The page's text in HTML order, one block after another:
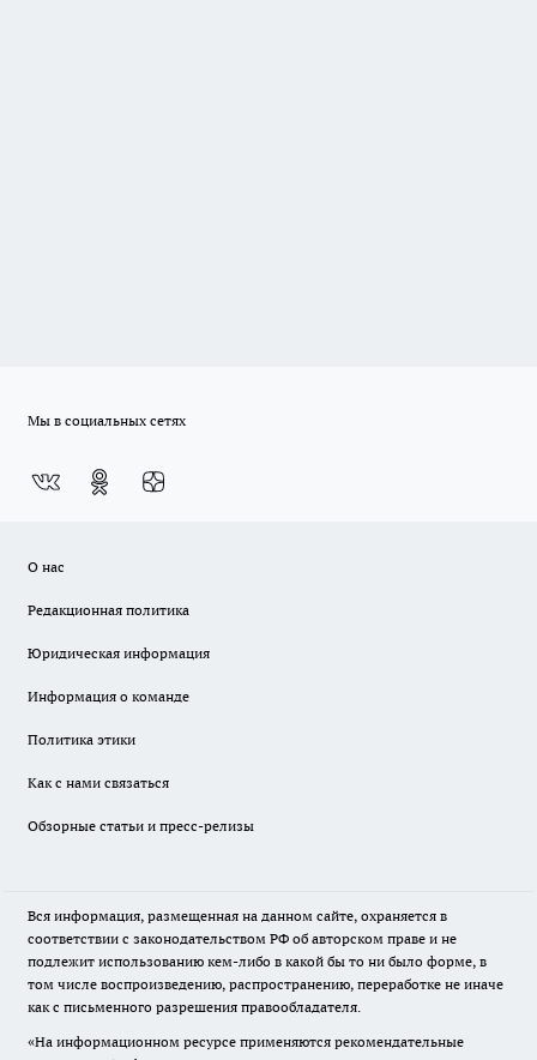
Мы в социальных сетях
О нас
Редакционная политика
Юридическая информация
Информация о команде
Политика этики
Как с нами связаться
Обзорные статьи и пресс-релизы
Вся информация, размещенная на данном сайте, охраняется в
соответствии с законодательством РФ об авторском праве и не
подлежит использованию кем-либо в какой бы то ни было форме, в
том числе воспроизведению, распространению, переработке не иначе
как с письменного разрешения правообладателя.
«На информационном ресурсе применяются рекомендательные